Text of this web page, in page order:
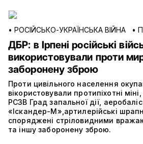
• РОСІЙСЬКО-УКРАЇНСЬКА ВІЙНА •
ДБР: в Ірпені російські
використовували проти
заборонену зброю
Проти цивільного населення
вікористовували протипіхотні
РСЗВ Град запальної дії,
«Іскандер-М»,артилерійські
споряджені стріловидними
та іншу заборонену зброю.